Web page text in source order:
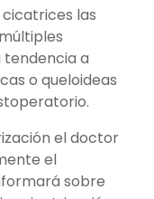
las
a
o queloideas
el doctor
el
sobre